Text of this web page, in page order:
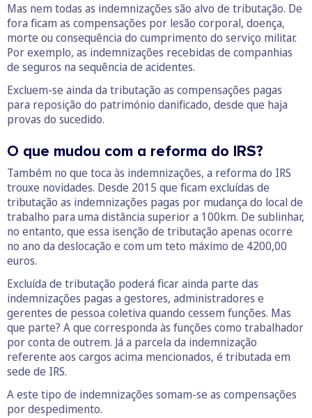
Mas nem todas as indemnizações são alvo de tributação. De
fora ficam as compensações por lesão corporal, doença,
morte ou consequência do cumprimento do serviço militar.
Por exemplo, as indemnizações recebidas de companhias
de seguros na sequência de acidentes.
Excluem-se ainda da tributação as compensações pagas
para reposição do património danificado, desde que haja
provas do sucedido.
O que mudou com a reforma do IRS?
Também no que toca às indemnizações, a reforma do IRS
trouxe novidades. Desde 2015 que ficam excluídas de
tributação as indemnizações pagas por mudança do local de
trabalho para uma distância superior a 100km. De sublinhar,
no entanto, que essa isenção de tributação apenas ocorre
no ano da deslocação e com um teto máximo de 4200,00
euros.
Excluída de tributação poderá ficar ainda parte das
indemnizações pagas a gestores, administradores e
gerentes de pessoa coletiva quando cessem funções. Mas
que parte? A que corresponda às funções como trabalhador
por conta de outrem. Já a parcela da indemnização
referente aos cargos acima mencionados, é tributada em
sede de IRS.
A este tipo de indemnizações somam-se as compensações
por despedimento.